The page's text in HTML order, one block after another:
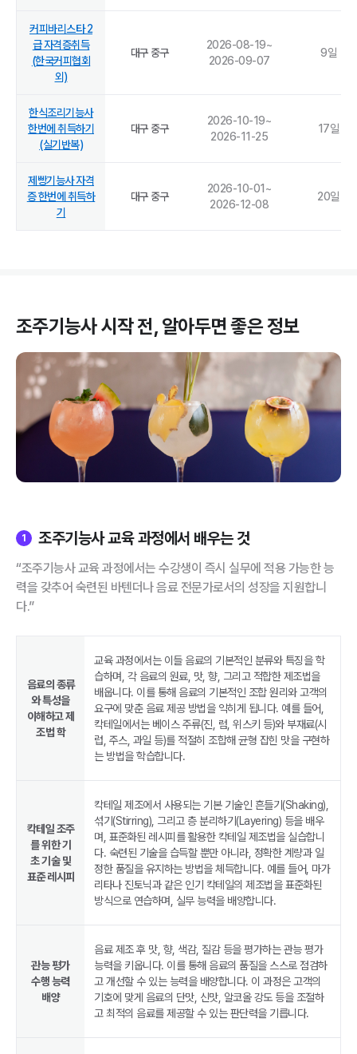
커피바리스타 2
급 자격증취득
(한국커피협회
외)
대구 중구
2026-08-19~
2026-09-07
9일
한식조리기능사
한번에 취득하기
(실기반복)
대구 중구
2026-10-19~
2026-11-25
17일
제빵기능사 자격
증 한번에 취득하
기
대구 중구
2026-10-01 ~
2026-12-08
20일
조주기능사시작 전, 알아두면 좋은 정보
1 조주기능사 교육 과정에서 배우는 것
“조주기능사 교육 과정에서는 수강생이 즉시 실무에 적용 가능한 능
력을 갖추어 숙련된 바텐더나 음료 전문가로서의 성장을 지원합니
다.”
음료의 종류
와 특성을
이해하고 제
조법 학
교육 과정에서는 이들 음료의 기본적인 분류와 특징을 학
습하며, 각 음료의 원료, 맛, 향, 그리고 적합한 제조법을
배웁니다. 이를 통해 음료의 기본적인 조합 원리와 고객의
요구에 맞춘 음료 제공 방법을 익히게 됩니다. 예를 들어,
칵테일에서는 베이스 주류(진, 럼, 위스키 등)와 부재료(시
럽, 주스, 과일 등)를 적절히 조합해 균형 잡힌 맛을 구현하
는 방법을 학습합니다.
칵테일 조주
를 위한 기
초 기술 및
표준 레시피
칵테일 제조에서 사용되는 기본 기술인 흔들기(Shaking),
섞기(Stirring), 그리고 층 분리하기(Layering) 등을 배우
며, 표준화된 레시피를 활용한 칵테일 제조법을 실습합니
다. 숙련된 기술을 습득할 뿐만 아니라, 정확한 계량과 일
정한 품질을 유지하는 방법을 체득합니다. 예를 들어, 마가
리타나 진토닉과 같은 인기 칵테일의 제조법을 표준화된
방식으로 연습하며, 실무 능력을 배양합니다.
관능 평가
수행 능력
배양
음료 제조 후 맛, 향, 색감, 질감 등을 평가하는 관능 평가
능력을 키웁니다. 이를 통해 음료의 품질을 스스로 점검하
고 개선할 수 있는 능력을 배양합니다. 이 과정은 고객의
기호에 맞게 음료의 단맛, 신맛, 알코올 강도 등을 조절하
고 최적의 음료를 제공할 수 있는 판단력을 기릅니다.